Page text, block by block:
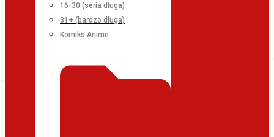
16-30 (seria długa)
31+ (bardzo długa)
Komiks Anime